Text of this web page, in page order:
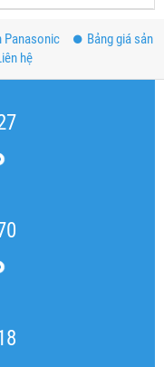
Panasonic
Bảng giá sản
hệ